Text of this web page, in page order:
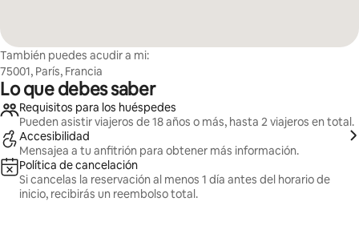
También puedes acudir a mi:
75001, París, Francia
Lo que debes saber
Requisitos para los huéspedes
Pueden asistir viajeros de 18 años o más, hasta 2 viajeros en total.
Accesibilidad
Mensajea a tu anfitrión para obtener más información.
Política de cancelación
Si cancelas la reservación al menos 1 día antes del horario de
inicio, recibirás un reembolso total.